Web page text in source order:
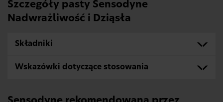
Szczegóły pasty Sensodyne
Nadwrażliwość i Dziąsła
Składniki
Wskazówki dotyczące stosowania